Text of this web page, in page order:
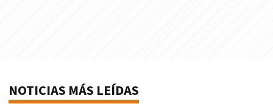
NOTICIAS MÁS LEÍDAS